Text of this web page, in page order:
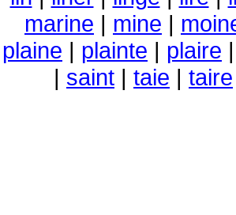
marine | mine |
plaine | plainte | plaire |
| saint | taie | taire